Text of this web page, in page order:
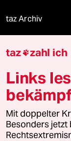
taz Archiv
Reisen
Kantine
taz zahl ich
Links
Mit doppelter
Besonders jetzt